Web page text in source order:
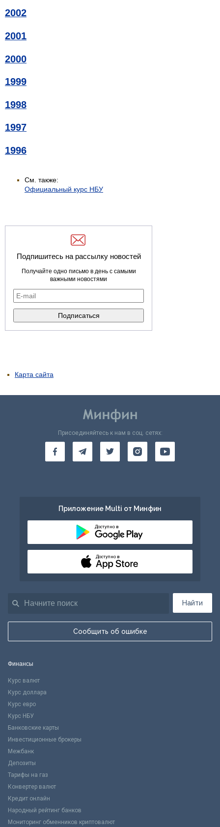
2002
2001
2000
1999
1998
1997
1996
См. также:
Официальный курс НБУ
Подпишитесь на рассылку новостей
Получайте одно письмо в день с самыми
важными новостями
Карта сайта
Найти
Сообщить об ошибке
Присоединяйтесь к нам в соц. сетях:
Приложение Multi от Минфин
Доступно в
Доступно в
Финансы
Курс валют
Курс доллара
Курс евро
Курс НБУ
Банковские карты
Инвестиционные брокеры
Межбанк
Депозиты
Тарифы на газ
Конвертер валют
Кредит онлайн
Народный рейтинг банков
Мониторинг обменников криптовалют